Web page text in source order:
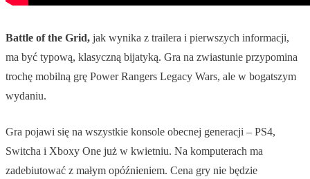
Battle of the Grid, jak wynika z trailera i pierwszych informacji,
ma być typową, klasyczną bijatyką. Gra na zwiastunie przypomina
trochę mobilną grę Power Rangers Legacy Wars, ale w bogatszym
wydaniu.
Gra pojawi się na wszystkie konsole obecnej generacji – PS4,
Switcha i Xboxy One już w kwietniu. Na komputerach ma
zadebiutować z małym opóźnieniem. Cena gry nie będzie